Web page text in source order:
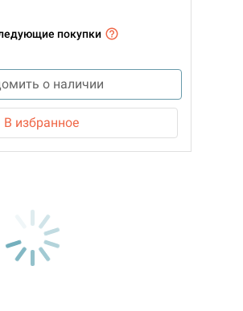
покупки
о наличии
В избранное